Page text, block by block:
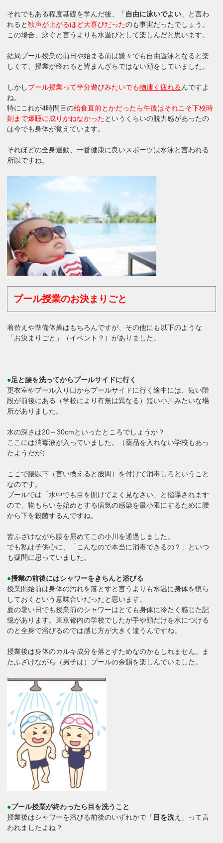
それでもある程度基礎を学んだ後、「 自由に泳いでよい 」と言わ
れると歓声が上がるほど大喜びだったのも事実だったでしょう。
この場合、泳ぐと言うよりも水遊びとして楽しんだと思います。
結局プール授業の前日や始まる前は嫌々でも自由遊泳となると楽
しくて、授業が終わると皆まんざらではない顔をしていました。
しかしプール授業って半分遊びみたいでも物凄く疲れるんですよ
ね。
特にこれが4時間目の給食直前とかだったら午後はそれこそ下校時
刻まで爆睡に成りかねなかったというくらいの脱力感があったの
は今でも身体が覚えています。
それほどの全身運動、一番健康に良いスポーツは水泳と言われる
所以ですね。
プール授業のお決まりごと
着替えや準備体操はもちろんですが、その他にも以下のような
「お決まりごと」（イベント？）がありました。
●足と腰を洗ってからプールサイドに行く
更衣室やプール入り口からプールサイドに行く途中には、短い階
段が前後にある（学校により有無は異なる）短い小川みたいな場
所がありました。
水の深さは20～30cmといったところでしょうか？
ここには消毒液が入っていました。（薬品を入れない学校もあっ
たようだが）
ここで腰以下（言い換えると股間）を付けて消毒しろということ
なのです。
プールでは「水中でも目を開けてよく見なさい」と指導されます
ので、物もらいを始めとする病気の感染を最小限にするために腰
から下を殺菌するんですね。
皆ふざけながら腰を屈めてこの小川を通過しました。
でも私は子供心に、「こんなので本当に消毒できるの？」といつ
も疑問に思っていました。
●授業の前後にはシャワーをきちんと浴びる
授業開始前は身体の汚れを落とすと言うよりも水温に身体を慣ら
しておくという意味合いだったと思います。
夏の暑い日でも授業前のシャワーはとても身体に冷たく感じた記
憶があります。東京都内の学校でしたが手や顔だけを水につける
のと全身で浴びるのでは感じ方が大きく違うんですね。
授業後は身体のカルキ成分を落とすためなのかもしれません。ま
たふざけながら（男子は）プールの余韻を楽しんでいました。
●プール授業が終わったら目を洗うこと
授業後はシャワーを浴びる前後のいずれかで「 目を洗え」って言
われましたよね？